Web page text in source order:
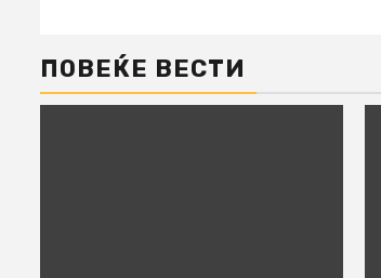
ПОВЕЌЕ ВЕСТИ